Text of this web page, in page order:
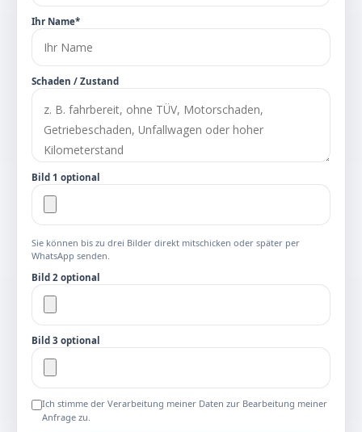
Ihr Name*
Schaden / Zustand
Bild 1 optional
Sie können bis zu drei Bilder direkt mitschicken oder später per
WhatsApp senden.
Bild 2 optional
Bild 3 optional
Ich stimme der Verarbeitung meiner Daten zur Bearbeitung meiner
Anfrage zu.